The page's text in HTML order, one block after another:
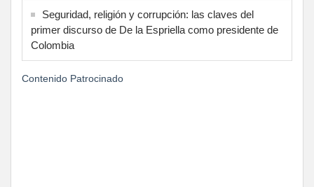
Seguridad, religión y corrupción: las claves del
primer discurso de De la Espriella como presidente de
Colombia
Contenido Patrocinado